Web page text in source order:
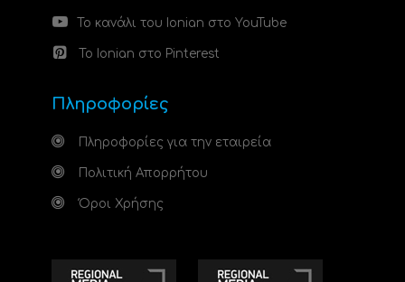
Το κανάλι του Ionian στο YouTube
Το Ionian στο Pinterest
Πληροφορίες
Πληροφορίες για την εταιρεία
Πολιτική Απορρήτου
Όροι Χρήσης